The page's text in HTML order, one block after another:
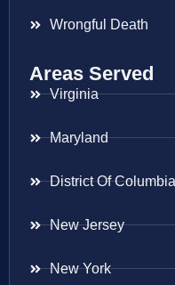
Wrongful Death
Areas Served
Virginia
Maryland
District Of Columbia
New Jersey
New York